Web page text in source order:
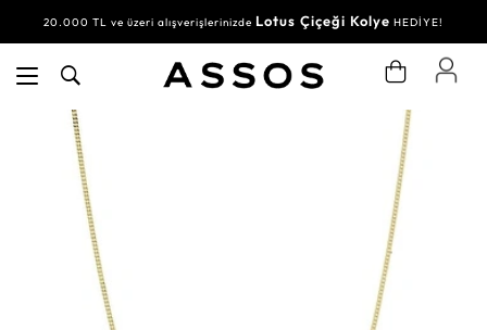
20.000 TL ve üzeri alışverişlerinizde Lotus Çiçeği Kolye HEDİYE!